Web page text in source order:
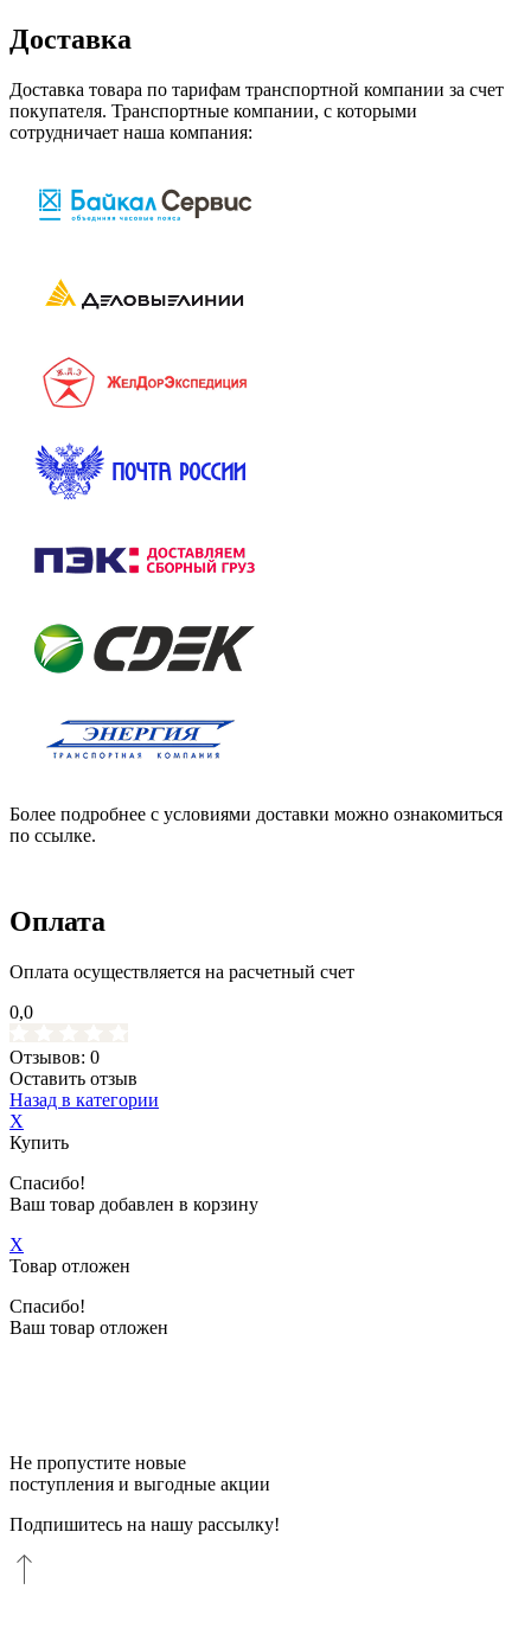
Доставка
Доставка товара по тарифам транспортной компании за счет
покупателя. Транспортные компании, с которыми
сотрудничает наша компания:
Более подробнее с условиями доставки можно ознакомиться
по ссылке.
Оплата
Оплата осуществляется на расчетный счет
0,0
Отзывов: 0
Оставить отзыв
Назад в категории
X
Купить
Спасибо!
Ваш товар добавлен в корзину
X
Товар отложен
Спасибо!
Ваш товар отложен
Не пропустите новые
поступления и выгодные акции
Подпишитесь на нашу рассылку!